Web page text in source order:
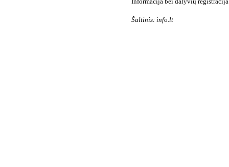
Šaltinis: info.lt